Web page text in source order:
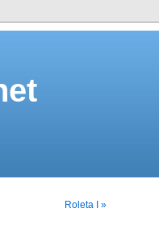
Roleta I »